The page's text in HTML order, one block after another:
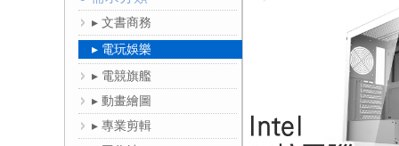
▸ 文書商務
▸ 電玩娛樂
▸ 電競旗艦
▸ 動畫繪圖
▸ 專業剪輯